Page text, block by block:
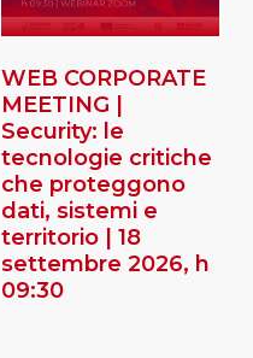
WEB CORPORATE
MEETING |
Security: le
tecnologie critiche
che proteggono
dati, sistemi e
territorio | 18
settembre 2026, h
09:30